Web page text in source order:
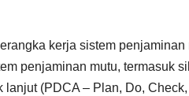
kerja sistem penjaminan
penjaminan mutu, termasuk
(PDCA – Plan, Do, Check,